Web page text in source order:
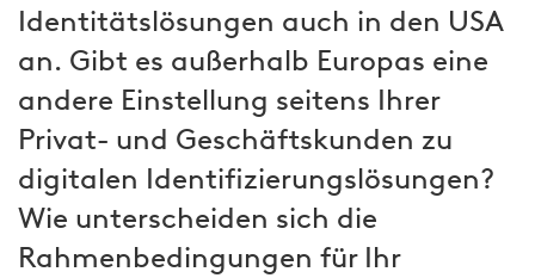
Identitätslösungen auch in den USA
an. Gibt es außerhalb Europas eine
andere Einstellung seitens Ihrer
Privat- und Geschäftskunden zu
digitalen Identifizierungslösungen?
Wie unterscheiden sich die
Rahmenbedingungen für Ihr